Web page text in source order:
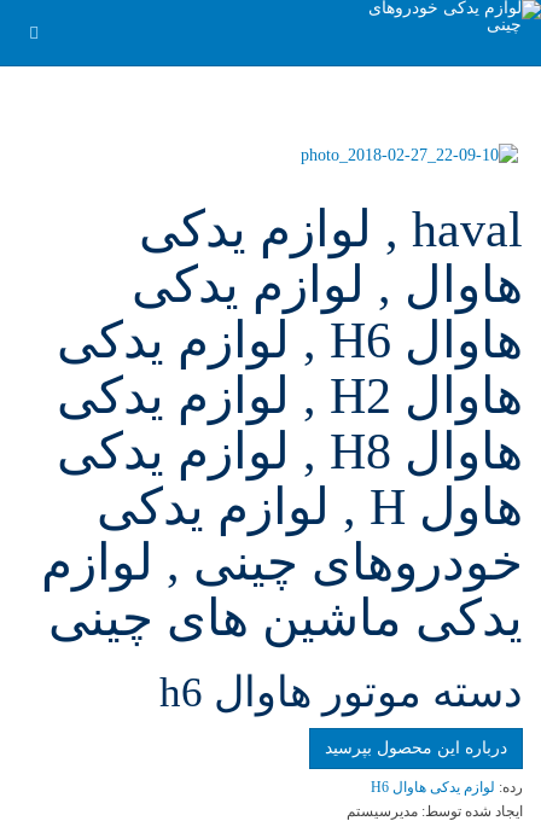
haval , لوازم یدکی
هاوال , لوازم یدکی
هاوال H6 , لوازم یدکی
هاوال H2 , لوازم یدکی
هاوال H8 , لوازم یدکی
هاول H , لوازم یدکی
خودروهای چینی , لوازم
یدکی ماشین های چینی
دسته موتور هاوال h6
درباره این محصول بپرسید
رده: لوازم یدکی هاوال H6
ایجاد شده توسط: مدیرسیستم